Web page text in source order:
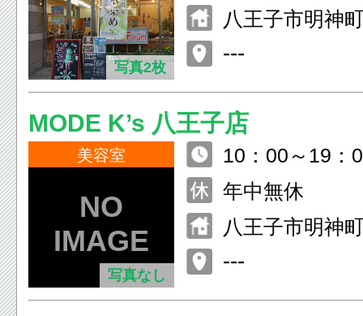
写真2枚
八王子市明神
---
MODE K’s 八王子店
美容室
写真なし
10：00～19：
年中無休
八王子市明神
---